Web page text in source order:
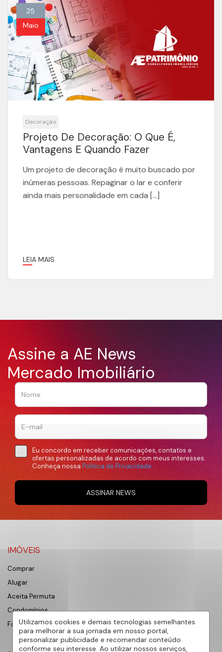
Utilizamos cookies e demais tecnologias semelhantes
para melhorar a sua jornada em nosso portal,
personalizar publicidade e recomendar conteúdo
conforme seu interesse. Ao utilizar nossos serviços,
25
Maio
Decoração
Projeto De Decoração: O Que É,
Vantagens E Quando Fazer
Um projeto de decoração é muito buscado por
inúmeras pessoas. Repaginar o lar e conferir
ainda mais personalidade em cada […]
LEIA MAIS
Assine a AE News
Mercado Imobiliário
Eu concordo em receber comunicações, contatos e
ofertas personalizadas de acordo com meus interesses.
Conheça nossa Política de Privacidade.
ASSINAR NEWS
IMÓVEIS
Comprar
Alugar
Aceita Permuta
Condomínios
Favoritos